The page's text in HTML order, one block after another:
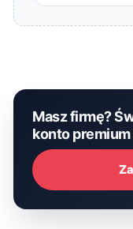
Masz firmę?
konto premium